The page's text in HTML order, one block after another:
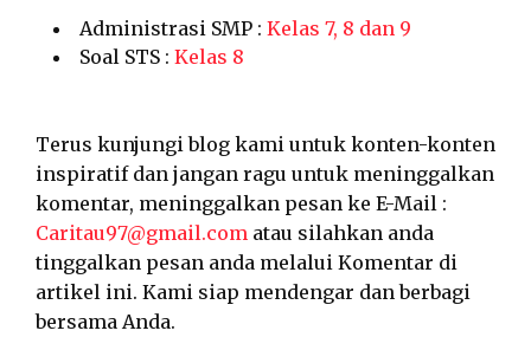
Administrasi SMP : Kelas 7, 8 dan 9
Soal STS : Kelas 8
Terus kunjungi blog kami untuk konten-konten
inspiratif dan jangan ragu untuk meninggalkan
komentar, meninggalkan pesan ke E-Mail :
Caritau97@gmail.com atau silahkan anda
tinggalkan pesan anda melalui Komentar di
artikel ini. Kami siap mendengar dan berbagi
bersama Anda.